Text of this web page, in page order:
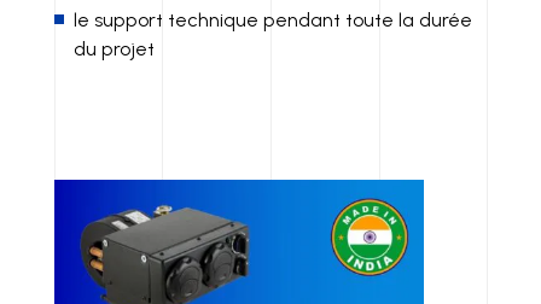
le support technique pendant toute la durée
du projet